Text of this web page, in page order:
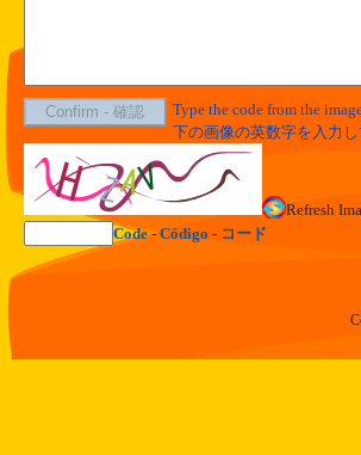
Type the code from the
下の画像の英数字を入力
Refresh
Code- Código - コード